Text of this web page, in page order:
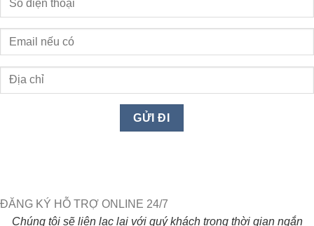
ĐĂNG KÝ HỖ TRỢ ONLINE 24/7
Chúng tôi sẽ liên lạc lại với quý khách trong thời gian ngắn